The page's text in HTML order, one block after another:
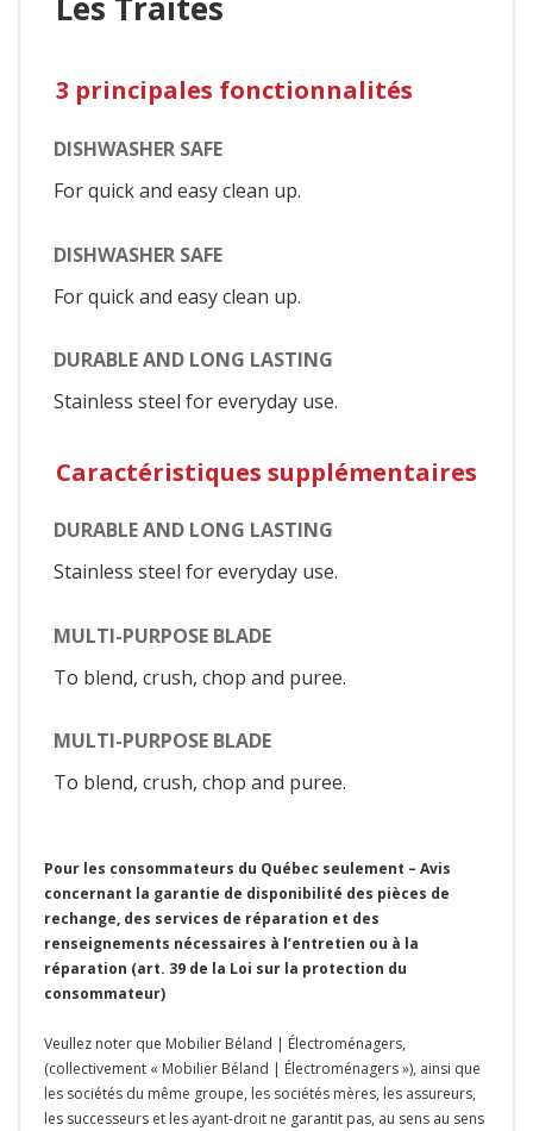
Les Traites
3 principales fonctionnalités
DISHWASHER SAFE
For quick and easy clean up.
DISHWASHER SAFE
For quick and easy clean up.
DURABLE AND LONG LASTING
Stainless steel for everyday use.
Caractéristiques supplémentaires
DURABLE AND LONG LASTING
Stainless steel for everyday use.
MULTI-PURPOSE BLADE
To blend, crush, chop and puree.
MULTI-PURPOSE BLADE
To blend, crush, chop and puree.
Pour les consommateurs du Québec seulement – Avis
concernant la garantie de disponibilité des pièces de
rechange, des services de réparation et des
renseignements nécessaires à l’entretien ou à la
réparation (art. 39 de la Loi sur la protection du
consommateur)
Veullez noter que Mobilier Béland | Électroménagers,
(collectivement « Mobilier Béland | Électroménagers »), ainsi que
les sociétés du même groupe, les sociétés mères, les assureurs,
les successeurs et les ayant-droit ne garantit pas, au sens au sens